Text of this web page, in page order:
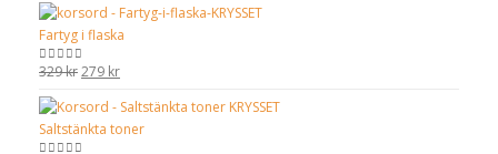
Fartyg i flaska
0out of 5
329kr Det
priset
var:
279 krDet
priset
är:
Saltstänkta toner